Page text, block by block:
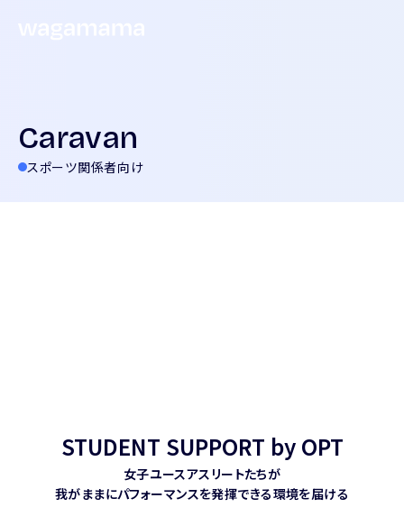
Caravan
スポーツ関係者向け
STUDENT SUPPORT by OPT
女子ユースアスリートたちが
我がままにパフォーマンスを発揮できる環境を届ける